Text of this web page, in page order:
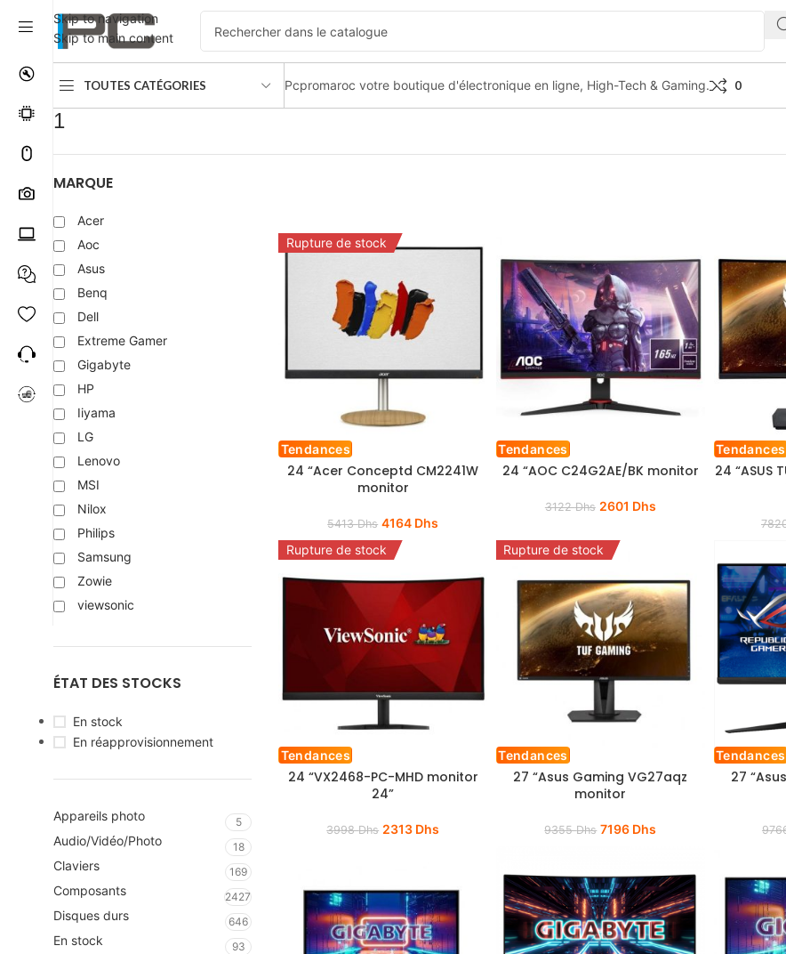
Skip to navigation
Skip to main content
TOUTES CATÉGORIES Pcpromaroc votre boutique d'électronique en ligne, High-Tech & Gaming. 0
Accueil
1
MARQUE
Acer
Aoc
Asus
Benq
Dell
Extreme Gamer
Gigabyte
HP
Iiyama
LG
Lenovo
MSI
Nilox
Philips
Samsung
Zowie
viewsonic
ÉTAT DES STOCKS
En stock
En réapprovisionnement
Appareils photo 5
Audio/Vidéo/Photo 18
Claviers 169
Composants 2427
Disques durs 646
En stock 93
Rupture de stock
Tendances
24 “Acer Conceptd CM2241W
monitor
5413Dhs 4164 Dhs
Tendances
24 “AOC C24G2AE/BK monitor
3122Dhs 2601 Dhs
Tendances
24 “ASUS
Rupture de stock
Tendances
24 “VX2468-PC-MHD monitor
24”
3998Dhs 2313 Dhs
Rupture de stock
Tendances
27 “Asus Gaming VG27aqz
monitor
9355Dhs 7196 Dhs
Tendances
27